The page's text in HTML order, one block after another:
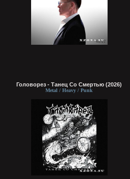
Головорез - Tанец Со Смертью (2026)
Metal / Heavy / Punk